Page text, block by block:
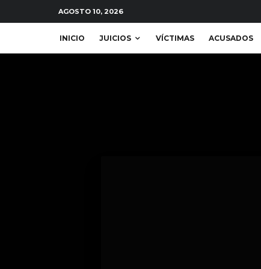
AGOSTO 10, 2026
INICIO JUICIOS VÍCTIMAS ACUSADOS